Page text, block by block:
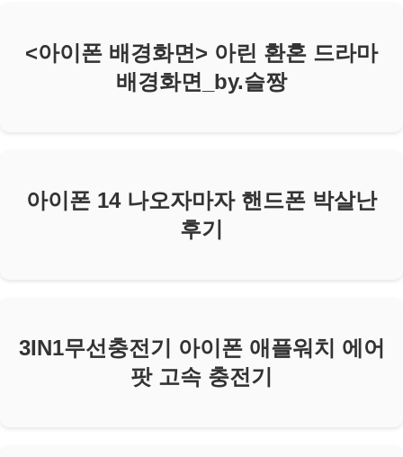
<아이폰 배경화면> 아린 환혼 드라마
배경화면_by.슬짱
아이폰 14 나오자마자 핸드폰 박살난
후기
3IN1무선충전기 아이폰 애플워치 에어
팟 고속 충전기